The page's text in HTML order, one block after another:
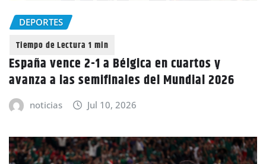
DEPORTES
España vence 2-1 a Bélgica en cuartos y
avanza a las semifinales del Mundial 2026
noticias Jul 10, 2026